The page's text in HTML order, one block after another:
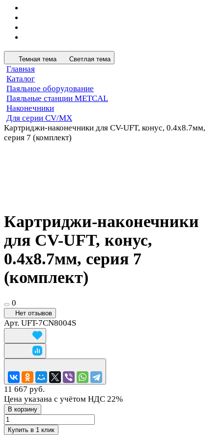
Темная тема Светлая тема
Главная
Каталог
Паяльное оборудование
Паяльные станции METCAL
Наконечники
Для серии CV/MX
Картриджи-наконечники для CV-UFT, конус, 0.4х8.7мм,
серия 7 (комплект)
Картриджи-наконечники
для CV-UFT, конус,
0.4х8.7мм, серия 7
(комплект)
0
Нет отзывов
Арт. UFT-7CN8004S
11 667 руб.
Цена указана с учётом НДС 22%
В корзину
Купить в 1 клик